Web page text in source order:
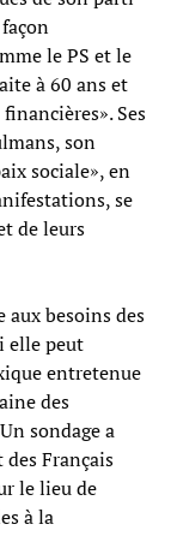
le PS et le
à 60 ans et
Ses
son
sociale», en
se
de leurs
aux besoins des
elle peut
entretenue
des
sondage a
Français
le lieu de
à la